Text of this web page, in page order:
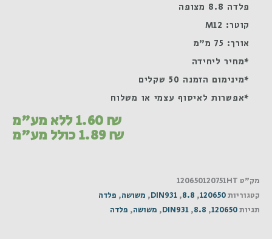
פלדה 8.8 מצופה
קוטר: M12
אורך: 75 מ"מ
*מחיר ליחידה
*מינימום הזמנה 50 שקלים
*אפשרות לאיסוף עצמי או משלוח
1.60₪ ללא מע"מ
1.89₪ כולל מע"מ
מק"ט 120650120751HT
קטגוריות120650
,
8.8
,
DIN931
, משושה, פלדה
תגיות120650
,
8.8
,
DIN931
, משושה, פלדה